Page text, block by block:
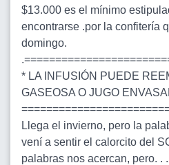
$13.000 es el mínimo
encontrarse .por la confitería
domingo.
* LA INFUSIÓN PUEDE
GASEOSA O JUGO
Llega el invierno, pero la
vení a sentir el calorcito del
palabras nos acercan, pero. .